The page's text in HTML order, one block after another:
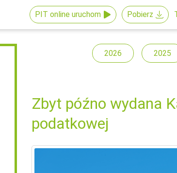
PIT online uruchom Pobierz
2026 2025
Zbyt późno wydana
podatkowej